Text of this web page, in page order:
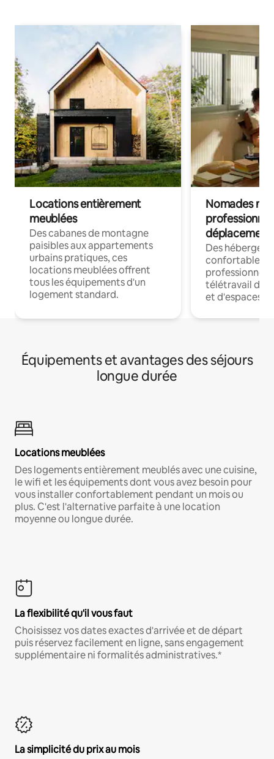
Locations entièrement
meublées
Des cabanes de montagne
paisibles aux appartements
urbains pratiques, ces
locations meublées offrent
tous les équipements d'un
logement standard.
Nomades
déplacement
Des
confortables
professionnels
télétravail
et d'espaces
Équipements et avantages des séjours
longue durée
Locations meublées
Des logements entièrement meublés avec une cuisine,
le wifi et les équipements dont vous avez besoin pour
vous installer confortablement pendant un mois ou
plus. C'est l'alternative parfaite à une location
moyenne ou longue durée.
La flexibilité qu'il vous faut
Choisissez vos dates exactes d'arrivée et de départ
puis réservez facilement en ligne, sans engagement
supplémentaire ni formalités administratives.*
La simplicité du prix au mois